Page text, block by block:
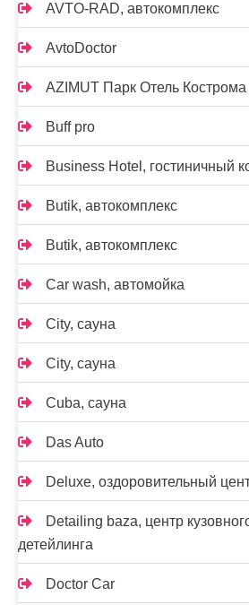
AVTO-RAD, автокомплекс
AvtoDoctor
AZIMUT Парк Отель Кострома
Buff pro
Business Hotel, гостиничный
Butik, автокомплекс
Butik, автокомплекс
Car wash, автомойка
City, сауна
City, сауна
Cuba, сауна
Das Auto
Deluxe, оздоровительный
Detailing baza, центр
детейлинга
Doctor Car